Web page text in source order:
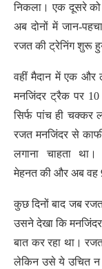
निकला। एक दूसरे को
अब दोनों में जान-
रजत की ट्रेनिंग शुरू
वहीं मैदान में एक और
मनजिंदर ट्रैक पर
सिर्फ पांच ही चक्कर
रजत मनजिंदर से
लगाना चाहता
मेहनत की और अब वह
कुछ दिनों बाद जब
उसने देखा कि
बात कर रहा था।
लेकिन उसे ये उचित न